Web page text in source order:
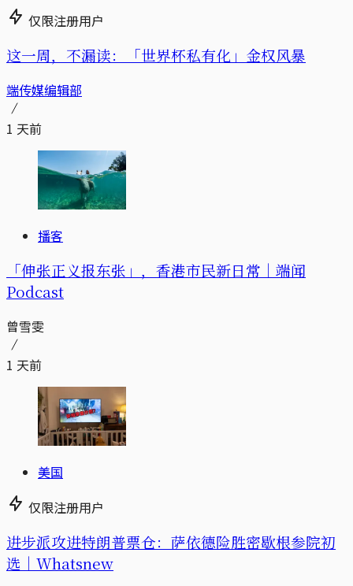
仅限注册用户
这一周，不漏读：「世界杯私有化」金权风暴
端传媒编辑部
1 天前
播客
「伸张正义报东张」，香港市民新日常｜端闻
Podcast
曾雪雯
1 天前
美国
仅限注册用户
进步派攻进特朗普票仓：萨依德险胜密歇根参院初
选｜Whatsnew